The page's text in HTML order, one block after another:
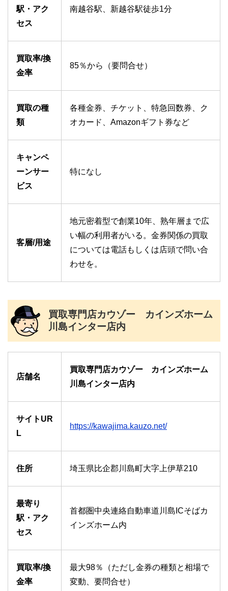
駅・アク
セス
南越谷駅、新越谷駅徒歩1分
買取率/換
金率
85％から（要問合せ）
買取の種
類
各種金券、チケット、特急回数券、ク
オカード、Amazonギフト券など
キャンペ
ーンサー
ビス
特になし
客層/用途
地元密着型で創業10年、熟年層まで広
い幅の利用者がいる。金券関係の買取
については電話もしくは店頭で問い合
わせを。
買取専門店カウゾー カインズホーム
川島インター店内
店舗名
買取専門店カウゾー カインズホーム
川島インター店内
サイトUR
L
https://kawajima.kauzo.net/
住所 埼玉県比企郡川島町大字上伊草210
最寄り
駅・アク
セス
首都圏中央連絡自動車道川島ICそばカ
インズホーム内
買取率/換
金率
最大98％（ただし金券の種類と相場で
変動、要問合せ）